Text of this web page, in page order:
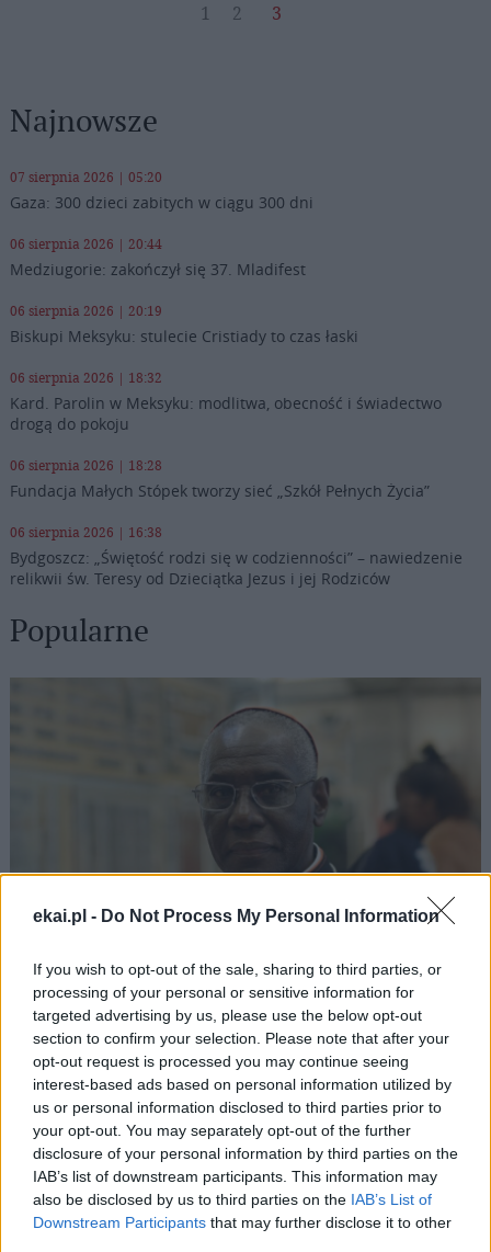
ekai.pl - Do Not Process My Personal Information
If you wish to opt-out of the sale, sharing to third parties, or
processing of your personal or sensitive information for
targeted advertising by us, please use the below opt-out
section to confirm your selection. Please note that after your
opt-out request is processed you may continue seeing
interest-based ads based on personal information utilized by
us or personal information disclosed to third parties prior to
your opt-out. You may separately opt-out of the further
disclosure of your personal information by third parties on the
IAB’s list of downstream participants. This information may
also be disclosed by us to third parties on the IAB’s List of
Downstream Participants that may further disclose it to other
1
2 3
Najnowsze
07 sierpnia 2026 | 05:20
Gaza: 300 dzieci zabitych w ciągu 300 dni
06 sierpnia 2026 | 20:44
Medziugorie: zakończył się 37. Mladifest
06 sierpnia 2026 | 20:19
Biskupi Meksyku: stulecie Cristiady to czas łaski
06 sierpnia 2026 | 18:32
Kard. Parolin w Meksyku: modlitwa, obecność i świadectwo
drogą do pokoju
06 sierpnia 2026 | 18:28
Fundacja Małych Stópek tworzy sieć „Szkół Pełnych Życia”
06 sierpnia 2026 | 16:38
Bydgoszcz: „Świętość rodzi się w codzienności” – nawiedzenie
relikwii św. Teresy od Dzieciątka Jezus i jej Rodziców
Popularne
Kard. Sarah: Obrzędów nie można arbitralnie znosić